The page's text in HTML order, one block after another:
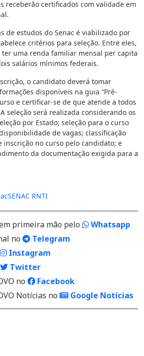
receberão certificados com validade em
de estudos do Senac é viabilizado por
critérios para seleção. Entre eles,
ter uma renda familiar mensal per capita
salários mínimos federais.
o candidato deverá tomar
disponíveis na guia “Pré-
e certificar-se de que atende a todos
seleção será realizada considerando os
por Estado; seleção para o curso
de vagas; classificação
inscrição no curso pelo candidato; e
da documentação exigida para a
SENAC RNTI
primeira mão pelo
Whatsapp
no
Telegram
Instagram
Twitter
no
Facebook
Notícias no
Google Notícias